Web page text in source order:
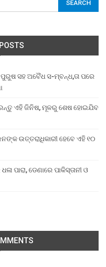
ସହ ଅବୈଧ ସ-ମ୍ବନ୍ଧ,ତା ପରେ
ଏହି ଜିନିଷ, ମୂଳରୁ ଶେଷ ହୋଇଯିବ
ଉତ୍ତରାଧିକାରୀ ହେବେ ଏହି ୧୦
ପାରା, ଡେଣାରେ ପାକିସ୍ତାନୀ ଓ